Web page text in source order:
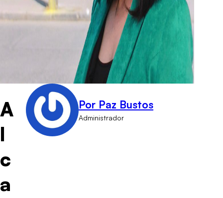
A
l
c
a
Por Paz Bustos
Administrador